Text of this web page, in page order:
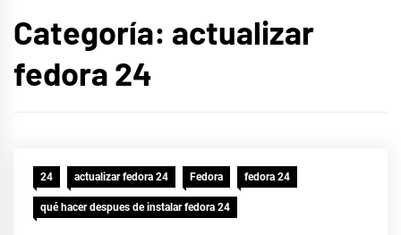
Categoría: actualizar
fedora 24
24 actualizar fedora 24 Fedora fedora 24
qué hacer despues de instalar fedora 24